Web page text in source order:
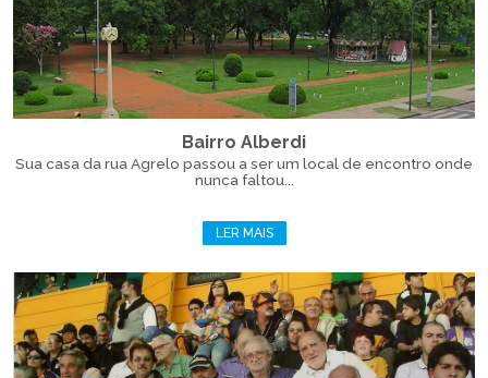
Bairro Alberdi
Sua casa da rua Agrelo passou a ser um local de encontro onde
nunca faltou...
LER MAIS